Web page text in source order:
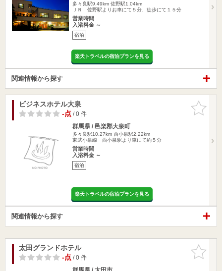
多々良駅9.49km 佐野駅1.04km
ＪＲ 佐野駅よりお車にて５分、徒歩にて１５分
営業時間
入浴料金 ～
宿泊
楽天トラベルの宿泊プランを見る
関連情報から探す
お気に入
りに追加
ビジネスホテル大泉
-点/ 0 件
群馬県 / 邑楽郡大泉町
多々良駅10.27km 西小泉駅2.22km
東武小泉線 西小泉駅より車にて約５分
営業時間
入浴料金 ～
宿泊
楽天トラベルの宿泊プランを見る
関連情報から探す
お気に入
りに追加
太田グランドホテル
-点/ 0 件